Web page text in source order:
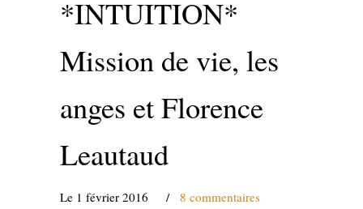
*INTUITION*
Mission de vie, les
anges et Florence
Leautaud
Le 1 février 2016 / 8 commentaires